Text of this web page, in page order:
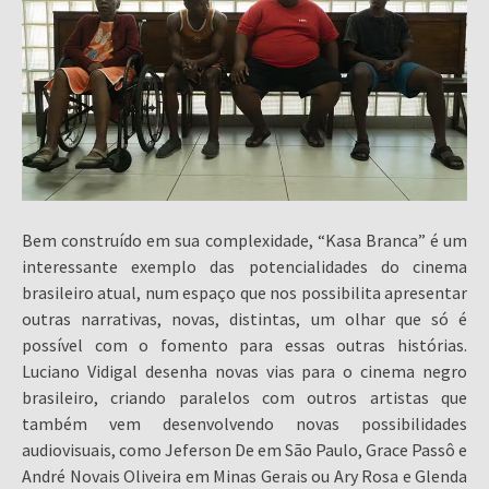
Bem construído em sua complexidade, “Kasa Branca” é um
interessante exemplo das potencialidades do cinema
brasileiro atual, num espaço que nos possibilita apresentar
outras narrativas, novas, distintas, um olhar que só é
possível com o fomento para essas outras histórias.
Luciano Vidigal desenha novas vias para o cinema negro
brasileiro, criando paralelos com outros artistas que
também vem desenvolvendo novas possibilidades
audiovisuais, como Jeferson De em São Paulo, Grace Passô e
André Novais Oliveira em Minas Gerais ou Ary Rosa e Glenda